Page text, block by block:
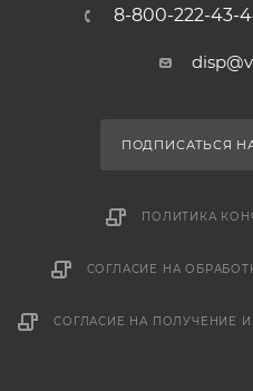
8-800-222-43-
ПОДПИСАТЬСЯ
ПОЛИТИКА
СОГЛАСИЕ НА
СОГЛАСИЕ НА ПОЛУЧЕНИЕ